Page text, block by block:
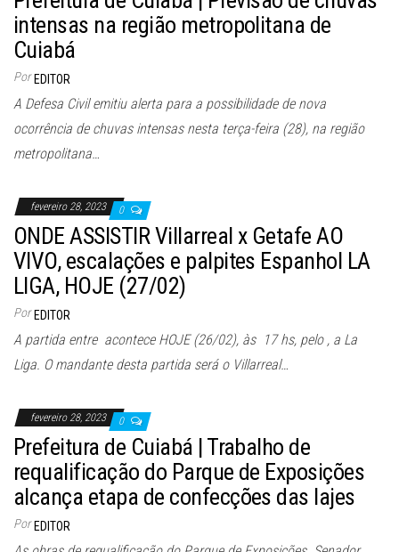
intensas na região metropolitana de
Cuiabá
Por EDITOR
A Defesa Civil emitiu alerta para a possibilidade de nova
ocorrência de chuvas intensas nesta terça-feira (28), na região
metropolitana…
fevereiro 28, 2023 0
ONDE ASSISTIR Villarreal x Getafe AO
VIVO, escalações e palpites Espanhol LA
LIGA, HOJE (27/02)
Por EDITOR
A partida entre acontece HOJE (26/02), às 17 hs, pelo , a La
Liga. O mandante desta partida será o Villarreal…
fevereiro 28, 2023 0
Prefeitura de Cuiabá | Trabalho de
requalificação do Parque de Exposições
alcança etapa de confecções das lajes
Por EDITOR